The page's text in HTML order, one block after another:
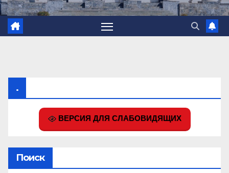
.
ВЕРСИЯ ДЛЯ СЛАБОВИДЯЩИХ
Поиск